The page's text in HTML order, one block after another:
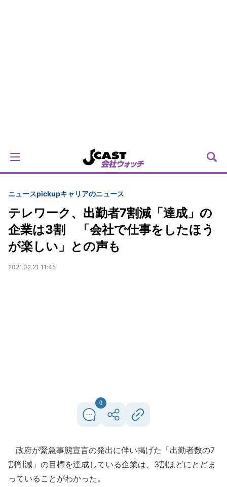
ニュースpickupキャリアのニュース
テレワーク、出勤者7割減「達成」の
企業は3割 「会社で仕事をしたほう
が楽しい」との声も
2021.02.21 11:45
0
政府が緊急事態宣言の発出に伴い掲げた「出勤者数の7
割削減」の目標を達成している企業は、3割ほどにとどま
っていることがわかった。